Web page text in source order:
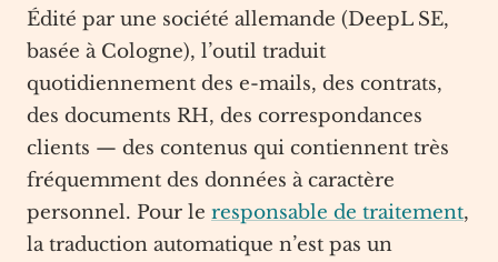
Édité par une société allemande (DeepL SE,
basée à Cologne), l’outil traduit
quotidiennement des e-mails, des contrats,
des documents RH, des correspondances
clients — des contenus qui contiennent très
fréquemment des données à caractère
personnel. Pour le responsable de traitement,
la traduction automatique n’est pas un